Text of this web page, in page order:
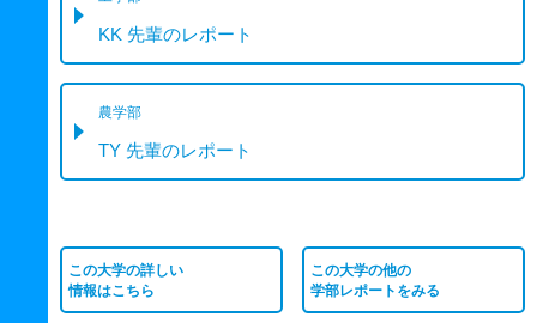
KK 先輩のレポート
農学部
TY 先輩のレポート
この大学の詳しい
情報はこちら
この大学の他の
学部レポートをみる